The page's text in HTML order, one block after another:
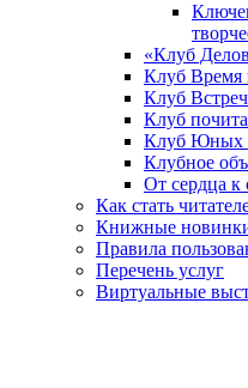
«Клуб
Клуб Время
Клуб
Клуб
Клуб Юных
Клубное
От сердца к
Как стать
Книжные
Правила
Перечень услуг
Виртуальные